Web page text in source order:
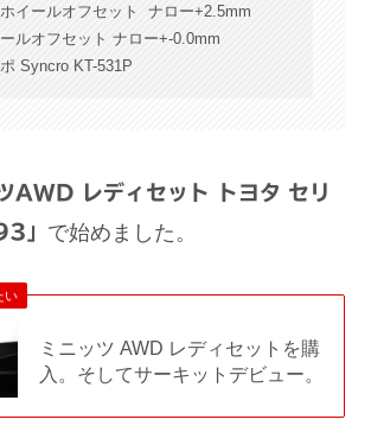
イールオフセット ナロー+2.5mm
ルオフセット ナロー+-0.0mm
Syncro KT-531P
AWD レディセット トヨタ セリ
」 で始めました。
い
ミニッツ AWD レディセットを購
入。そしてサーキットデビュー。